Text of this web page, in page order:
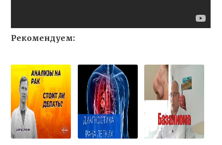
Рекомендуем: